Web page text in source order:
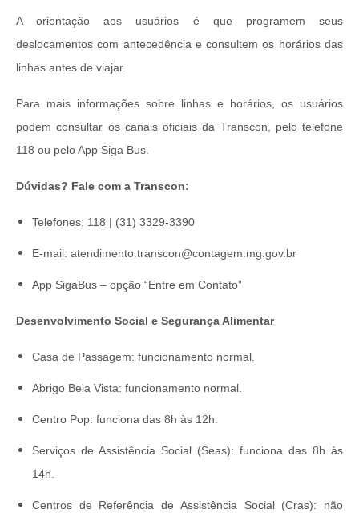
A orientação aos usuários é que programem seus
deslocamentos com antecedência e consultem os horários das
linhas antes de viajar.
Para mais informações sobre linhas e horários, os usuários
podem consultar os canais oficiais da Transcon, pelo telefone
118 ou pelo App Siga Bus.
Dúvidas? Fale com a Transcon:
Telefones: 118 | (31) 3329-3390
E-mail: atendimento.transcon@contagem.mg.gov.br
App SigaBus – opção “Entre em Contato”
Desenvolvimento Social e Segurança Alimentar
Casa de Passagem: funcionamento normal.
Abrigo Bela Vista: funcionamento normal.
Centro Pop: funciona das 8h às 12h.
Serviços de Assistência Social (Seas): funciona das 8h às
14h.
Centros de Referência de Assistência Social (Cras): não